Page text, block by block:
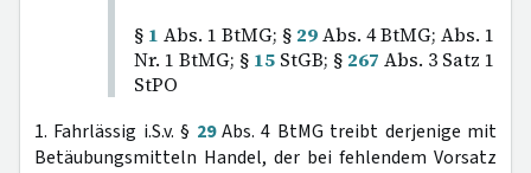
§ 1 Abs. 1 BtMG; § 29Abs. 4 BtMG; Abs. 1
Nr. 1 BtMG; § 15 StGB; § 267 Abs. 3 Satz 1
StPO
1. Fahrlässig i.S.v. § 29Abs. 4 BtMG treibt derjenige mit
Betäubungsmitteln Handel, der bei fehlendem Vorsatz